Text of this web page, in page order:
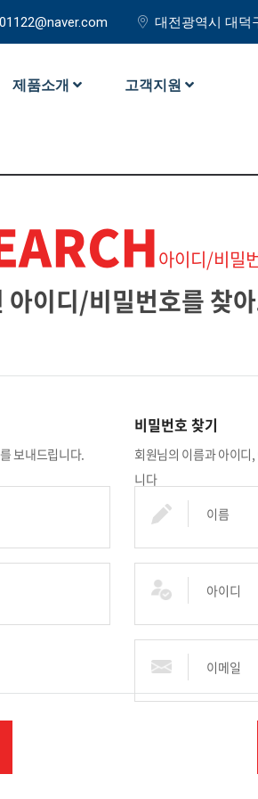
대전광역시 대덕
제품소개 고객지원
아이디/비밀
아이디/비밀번호를 찾
보내드립니다.
비밀번호 찾기
회원님의 이름과 아이디
니다